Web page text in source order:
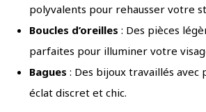
polyvalents pour rehausser votre
Boucles d’oreilles : Des pièces
parfaites pour illuminer votre
Bagues : Des bijoux travaillés avec
éclat discret et chic.